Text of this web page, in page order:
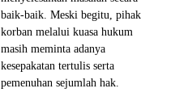
baik-baik. Meski begitu, pihak
korban melalui kuasa hukum
masih meminta adanya
kesepakatan tertulis serta
pemenuhan sejumlah hak.